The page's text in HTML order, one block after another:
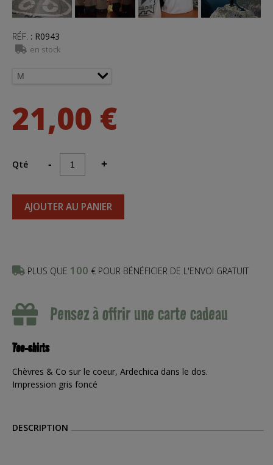
RÉF. : R0943
en stock
21,00 €
Qté - +
AJOUTER AU PANIER
PLUS QUE 100 € POUR BÉNÉFICIER DE L'ENVOI GRATUIT
Pensez à offrir une carte cadeau
Tee-shirts
Chèvres & Co sur le coeur, Ardechica dans le dos.
Impression gris foncé
DESCRIPTION